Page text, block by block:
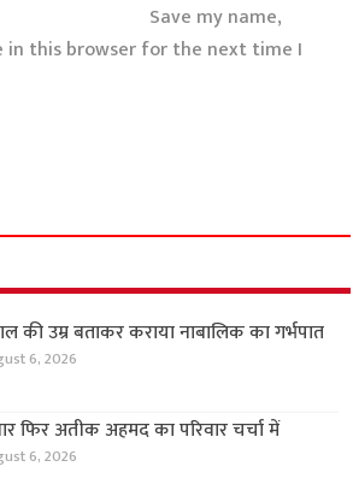
Save my name,
in this browser for the next time I
की उम्र बताकर कराया नाबालिक का गर्भपात
6, 2026
फिर अतीक अहमद का परिवार चर्चा में
6, 2026